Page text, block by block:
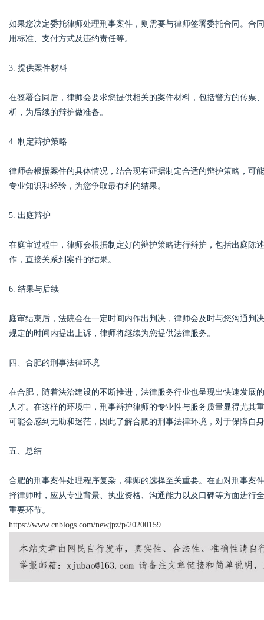
如果您决定委托律师处理刑事案件，则需要与律师签署委托合同。合
用标准、支付方式及违约责任等。
3. 提供案件材料
在签署合同后，律师会要求您提供相关的案件材料，包括警方的传票
析，为后续的辩护做准备。
4. 制定辩护策略
律师会根据案件的具体情况，结合现有证据制定合适的辩护策略，可
专业知识和经验，为您争取最有利的结果。
5. 出庭辩护
在庭审过程中，律师会根据制定好的辩护策略进行辩护，包括出庭陈
作，直接关系到案件的结果。
6. 结果与后续
庭审结束后，法院会在一定时间内作出判决，律师会及时与您沟通判
规定的时间内提出上诉，律师将继续为您提供法律服务。
四、合肥的刑事法律环境
在合肥，随着法治建设的不断推进，法律服务行业也呈现出快速发展
人才。在这样的环境中，刑事辩护律师的专业性与服务质量显得尤其
可能会感到无助和迷茫，因此了解合肥的刑事法律环境，对于保障自
五、总结
合肥的刑事案件处理程序复杂，律师的选择至关重要。在面对刑事案
择律师时，应从专业背景、执业资格、沟通能力以及口碑等方面进行
重要环节。
https://www.cnblogs.com/newjpz/p/20200159